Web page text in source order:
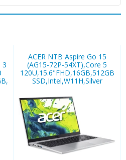
3
ACER NTB Aspire Go 15
(AG15-72P-54XT),Core 5
120U,15.6"FHD,16GB,512GB
SSD,Intel,W11H,Silver